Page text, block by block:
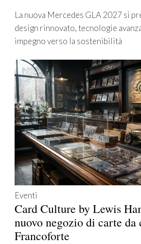
La nuova Mercedes GLA 2027 si
design rinnovato, tecnologie
impegno verso la sostenibilità
Eventi
Card Culture by Lewis
nuovo negozio di carte
Francoforte